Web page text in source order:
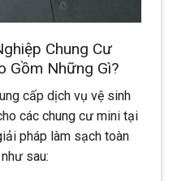
Chung Cư
Gồm Những Gì?
cấp dịch vụ vệ sinh
các chung cư mini tại
pháp làm sạch toàn
sau: